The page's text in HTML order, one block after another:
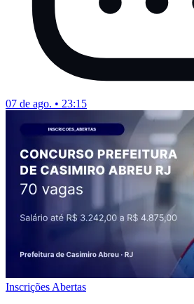
07 de ago. • 23:15
Inscrições Abertas